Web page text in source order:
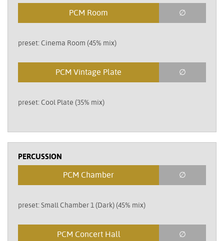
PCM Room ∅
preset: Cinema Room (45% mix)
PCM Vintage Plate ∅
preset: Cool Plate (35% mix)
PERCUSSION
PCM Chamber ∅
preset: Small Chamber 1 (Dark) (45% mix)
PCM Concert Hall ∅